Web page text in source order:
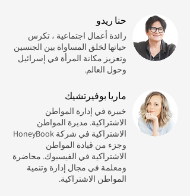
حنا ريدو
رائدة أعمال اجتماعية ، تكرس
حياتها لخلق المساواة بين الجنسين
وتعزيز مكانة المرأة في إسرائيل
وحول العالم.
ماريا بوفيرتشيك
خبيرة في إدارة المواطن
الاشتراكية. مديرة المواطن
الاشتراكية في شركة HoneyBook
وجزء من قيادة المواطن
الاشتراكية في الفيسبوك. محاضرة
ومعلمة في مجال إدارة وتنمية
المواطن الاشتراكية.